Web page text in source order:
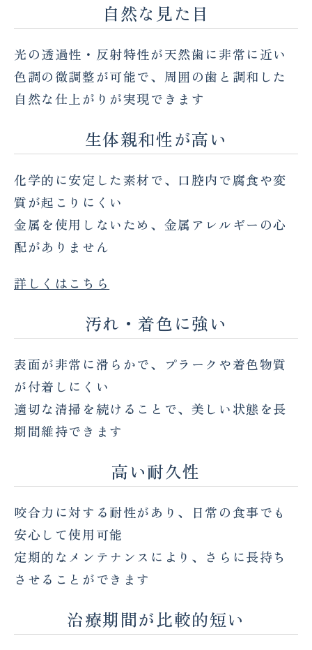
自然な見た目
光の透過性・反射特性が天然歯に非常に近い
色調の微調整が可能で、周囲の歯と調和した
自然な仕上がりが実現できます
生体親和性が高い
化学的に安定した素材で、口腔内で腐食や変
質が起こりにくい
金属を使用しないため、金属アレルギーの心
配がありません
詳しくはこちら
汚れ・着色に強い
表面が非常に滑らかで、プラークや着色物質
が付着しにくい
適切な清掃を続けることで、美しい状態を長
期間維持できます
高い耐久性
咬合力に対する耐性があり、日常の食事でも
安心して使用可能
定期的なメンテナンスにより、さらに長持ち
させることができます
治療期間が比較的短い